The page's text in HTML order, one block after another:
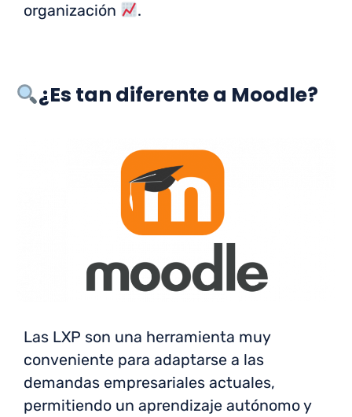
organización
.
¿Es tan diferente a Moodle?
Las LXP son una herramienta muy
conveniente para adaptarse a las
demandas empresariales actuales,
permitiendo un aprendizaje autónomo y